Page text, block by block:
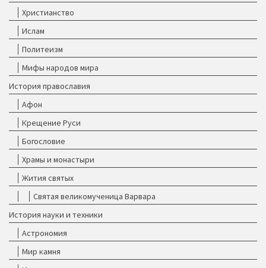
Христианство
Ислам
Политеизм
Мифы народов мира
История православия
Афон
Крещение Руси
Богословие
Храмы и монастыри
Жития святых
Святая великомученица Варвара
История науки и техники
Астрономия
Мир камня